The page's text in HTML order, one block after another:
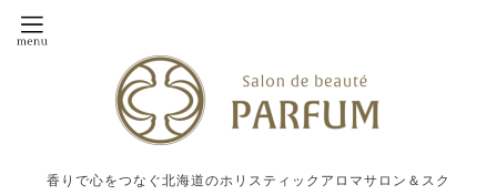
香りで心をつなぐ北海道のホリスティックアロマサロン＆スク